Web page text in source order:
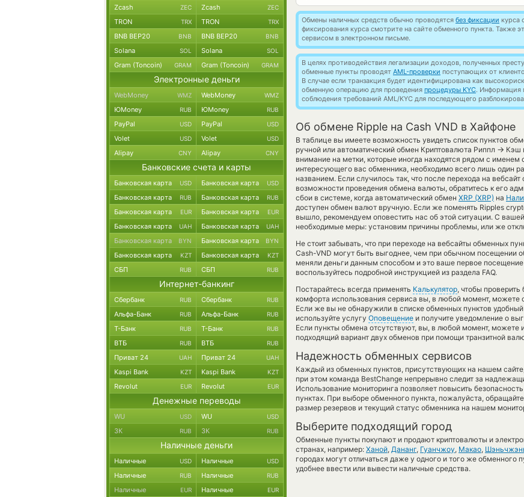
Обмены наличных средств обычно проводятся без фиксации курса
фиксирования курса смотрите на сайте обменного пункта. Также
сервисом в электронном письме.
В целях противодействия легализации доходов, полученных
обменные пункты проводят AML-проверки поступающих от
В случае если транзакция будет идентифицирована как
обменную операцию для проведения процедуры KYC. Информация
соблюдения требований AML/KYC для последующего
Об обмене Ripple на Cash VND в Хайфоне
В таблице вы имеете возможность увидеть список пунктов
ручной или автоматический обмен Криптовалюта Риппл → Кэш
внимание на метки, которые иногда находятся рядом с именем
интересующего вас обменника, необходимо всего лишь один
названием. Если случилось так, что после перехода на
возможности проведения обмена валюты, обратитесь к его
сбои в системе, когда автоматический обмен XRP (XRP) на
доступен обмен валют вручную. Если же поменять Ripples
вышло, рекомендуем оповестить нас об этой ситуации. С
необходимые меры: установим причины проблемы, или же
Не стоит забывать, что при переходе на вебсайты обменных
Cash-VND могут быть выгоднее, чем при обычном посещении
меняли деньги данным способом и это ваше первое
воспользуйтесь подробной инструкцией из раздела FAQ.
Постарайтесь всегда применять Калькулятор, чтобы
комфорта использования сервиса вы, в любой момент, можете
Если же вы не обнаружили в списке обменных пунктов
используйте услугу Оповещение и получите уведомление о
Если пункты обмена отсутствуют, вы, в любой момент, можете
подходящий вариант двух обменов при помощи транзитной
Надежность обменных сервисов
Каждый из обменных пунктов, присутствующих на нашем
при этом команда BestChange непрерывно следит за
Использование мониторинга позволяет повысить
пунктах. При выборе обменного пункта, пожалуйста,
размер резервов и текущий статус обменника на нашем
Выберите подходящий город
Обменные пункты покупают и продают криптовалюты и
странах, например: Ханой, Дананг, Гуанчжоу, Макао,
городах могут отличаться даже у одного и того же обменного
удобнее ввести или вывести наличные средства.
Zcash ZEC Zcash ZEC
TRON TRX TRON TRX
BNB BEP20 BNB BNB BEP20 BNB
Solana SOL Solana SOL
Gram (Toncoin) GRAM Gram (Toncoin) GRAM
Электронные деньги
WebMoney WMZ WebMoney WMZ
ЮMoney RUB ЮMoney RUB
PayPal USD PayPal USD
Volet USD Volet USD
Alipay CNY Alipay CNY
Банковские счета и карты
Банковская карта USD Банковская карта USD
Банковская карта RUB Банковская карта RUB
Банковская карта EUR Банковская карта EUR
Банковская карта UAH Банковская карта UAH
Банковская карта BYN Банковская карта BYN
Банковская карта KZT Банковская карта KZT
СБП RUB СБП RUB
Интернет-банкинг
Сбербанк RUB Сбербанк RUB
Альфа-Банк RUB Альфа-Банк RUB
Т-Банк RUB Т-Банк RUB
ВТБ RUB ВТБ RUB
Приват 24 UAH Приват 24 UAH
Kaspi Bank KZT Kaspi Bank KZT
Revolut EUR Revolut EUR
Денежные переводы
WU USD WU USD
ЗК RUB ЗК RUB
Наличные деньги
Наличные USD Наличные USD
Наличные RUB Наличные RUB
Наличные EUR Наличные EUR